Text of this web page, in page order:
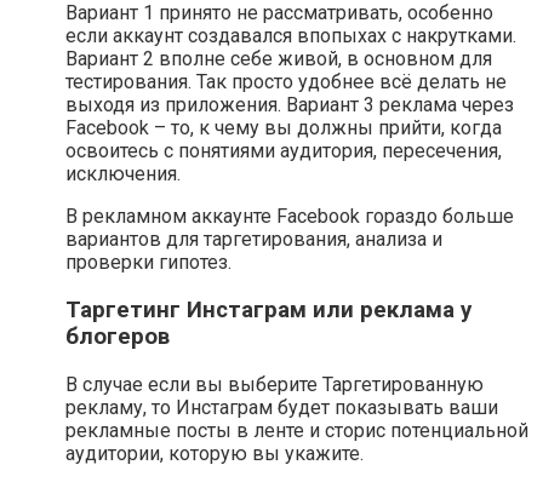
Вариант 1 принято не рассматривать, особенно
если аккаунт создавался впопыхах с накрутками.
Вариант 2 вполне себе живой, в основном для
тестирования. Так просто удобнее всё делать не
выходя из приложения. Вариант 3 реклама через
Facebook – то, к чему вы должны прийти, когда
освоитесь с понятиями аудитория, пересечения,
исключения.
В рекламном аккаунте Facebook гораздо больше
вариантов для таргетирования, анализа и
проверки гипотез.
Таргетинг Инстаграм или реклама у
блогеров
В случае если вы выберите Таргетированную
рекламу, то Инстаграм будет показывать ваши
рекламные посты в ленте и сторис потенциальной
аудитории, которую вы укажите.